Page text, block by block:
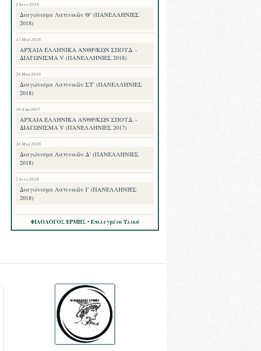
2 Ιουν 2018
Διαγώνισμα Λατινικῶν Θ’ (ΠΑΝΕΛΛΗΝΙΕΣ
2018)
13 Μαΐ 2018
ΑΡΧΑΙΑ ΕΛΛΗΝΙΚΑ ΑΝΘΡ/ΚΩΝ ΣΠΟΥΔ. -
ΔΙΑΓΩΝΙΣΜΑ V (ΠΑΝΕΛΛΗΝΙΕΣ 2018)
26 Μαΐ 2018
Διαγώνισμα Λατινικῶν ΣΤ’ (ΠΑΝΕΛΛΗΝΙΕΣ
2018)
30 Απρ 2017
ΑΡΧΑΙΑ ΕΛΛΗΝΙΚΑ ΑΝΘΡ/ΚΩΝ ΣΠΟΥΔ. -
ΔΙΑΓΩΝΙΣΜΑ V (ΠΑΝΕΛΛΗΝΙΕΣ 2017)
26 Μαΐ 2018
Διαγώνισμα Λατινικῶν Δ’ (ΠΑΝΕΛΛΗΝΙΕΣ
2018)
2 Ιουν 2018
Διαγώνισμα Λατινικῶν Ι’ (ΠΑΝΕΛΛΗΝΙΕΣ
2018)
ΦΙΛΟΛΟΓΟΣ ΕΡΜΗΣ • Επιλεγμένο Υλικό